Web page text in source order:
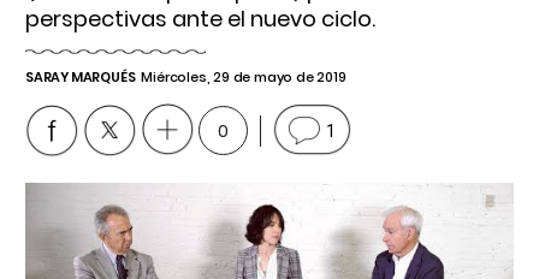
perspectivas ante el nuevo ciclo.
SARAY MARQUÉS Miércoles, 29 de mayo de 2019
0 1